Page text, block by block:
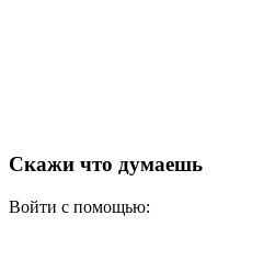
Скажи что думаешь
Войти с помощью: